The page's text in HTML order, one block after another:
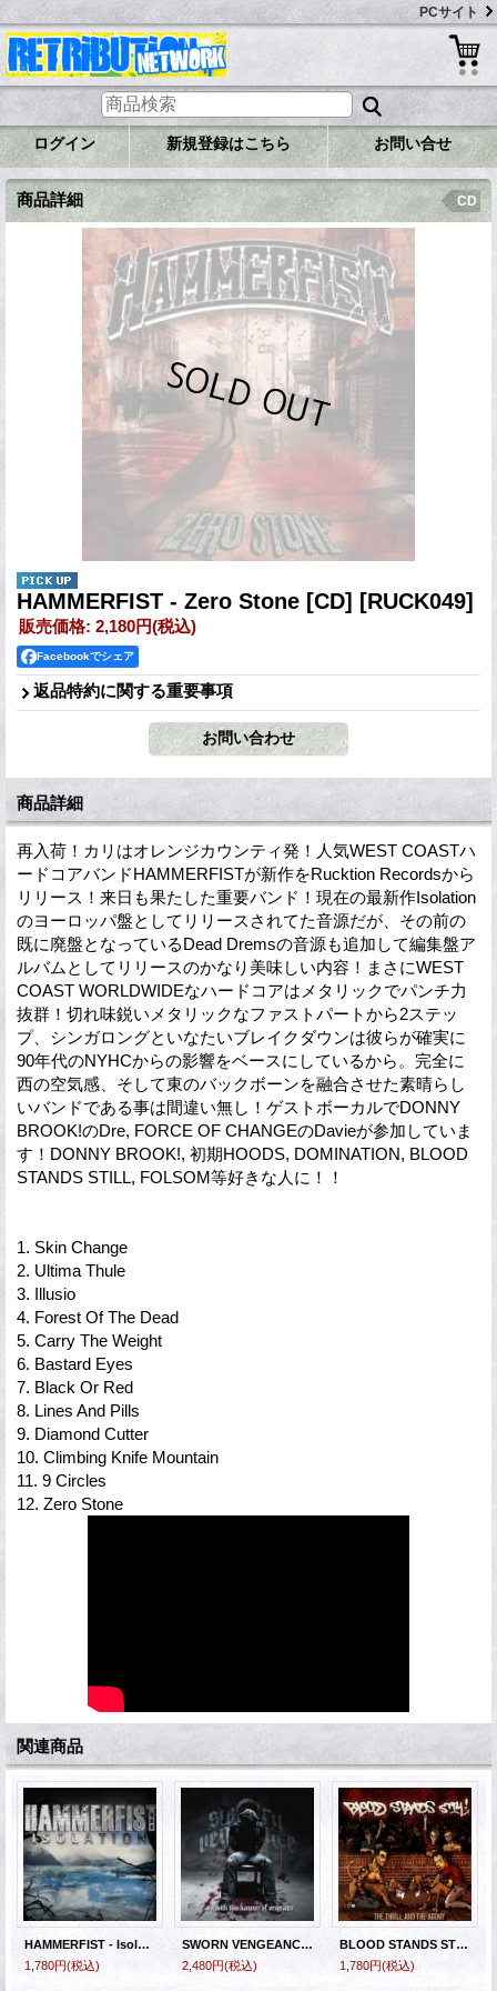
PCサイト
ログイン 新規登録はこちら お問い合せ
商品詳細 CD
HAMMERFIST - Zero Stone [CD] [RUCK049]
販売価格: 2,180円(税込)
Facebookでシェア
返品特約に関する重要事項
商品詳細
再入荷！カリはオレンジカウンティ発！人気WEST COASTハ
ードコアバンドHAMMERFISTが新作をRucktion Recordsから
リリース！来日も果たした重要バンド！現在の最新作Isolation
のヨーロッパ盤としてリリースされてた音源だが、その前の
既に廃盤となっているDead Dremsの音源も追加して編集盤ア
ルバムとしてリリースのかなり美味しい内容！まさにWEST
COAST WORLDWIDEなハードコアはメタリックでパンチ力
抜群！切れ味鋭いメタリックなファストパートから2ステッ
プ、シンガロングといなたいブレイクダウンは彼らが確実に
90年代のNYHCからの影響をベースにしているから。完全に
西の空気感、そして東のバックボーンを融合させた素晴らし
いバンドである事は間違い無し！ゲストボーカルでDONNY
BROOK!のDre, FORCE OF CHANGEのDavieが参加していま
す！DONNY BROOK!, 初期HOODS, DOMINATION, BLOOD
STANDS STILL, FOLSOM等好きな人に！！
1. Skin Change
2. Ultima Thule
3. Illusio
4. Forest Of The Dead
5. Carry The Weight
6. Bastard Eyes
7. Black Or Red
8. Lines And Pills
9. Diamond Cutter
10. Climbing Knife Mountain
11. 9 Circles
12. Zero Stone
関連商品
HAMMERFIST - Isolation [CD]
1,780円(税込)
SWORN VENGEANCE - Hammer of Vengeance [CD]
2,480円(税込)
BLOOD STANDS STILL - The Thrill And The Agony [CD]
1,780円(税込)